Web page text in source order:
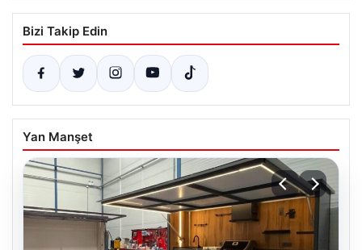
Bizi Takip Edin
Yan Manşet